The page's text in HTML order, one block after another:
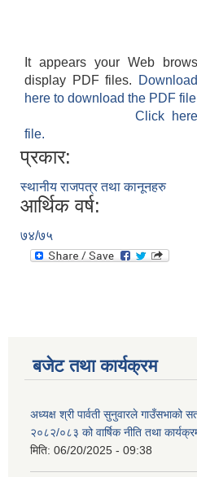
It appears your Web
display PDF files.
here to download the PDF
Click
file.
प्रकार:
स्थानीय राजपत्र तथा कानूनहरु
आर्थिक वर्ष:
७४/७५
बजेट तथा कार्यक्रम
अध्यक्ष श्री पार्वती सुनुवारले गाउँसभाको
२०८२/०८३ को वार्षिक नीति तथा
मिति: 06/20/2025 - 09:38